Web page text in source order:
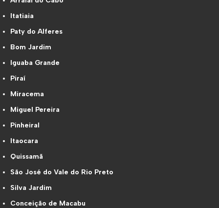
Itatiaia
Paty do Alferes
Bom Jardim
Iguaba Grande
Piraí
Miracema
Miguel Pereira
Pinheiral
Itaocara
Quissamã
São José do Vale do Rio Preto
Silva Jardim
Conceição de Macabu